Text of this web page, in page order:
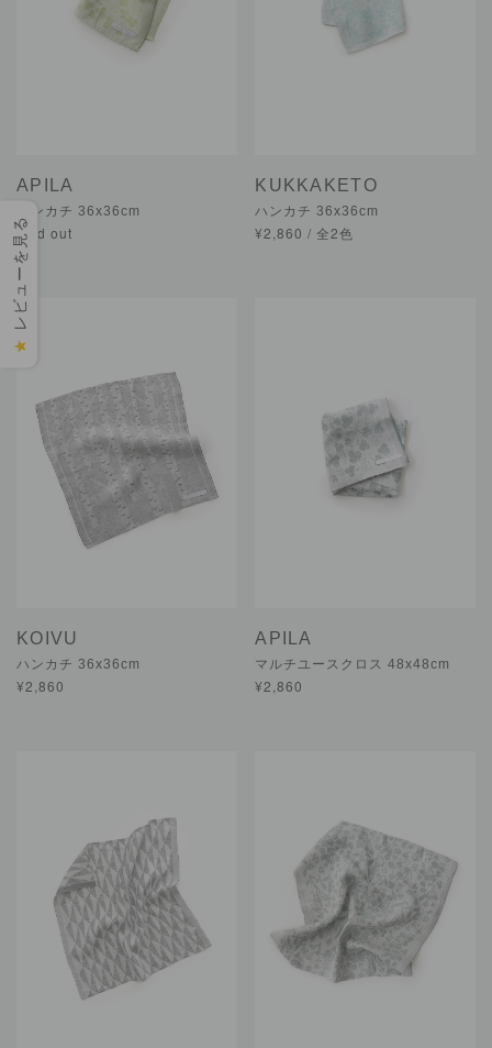
APILA
ハンカチ 36x36cm
sold out
KUKKAKETO
ハンカチ 36x36cm
¥2,860 / 全2色
KOIVU
ハンカチ 36x36cm
¥2,860
APILA
マルチユースクロス 48x48cm
¥2,860
★
レビューを見る